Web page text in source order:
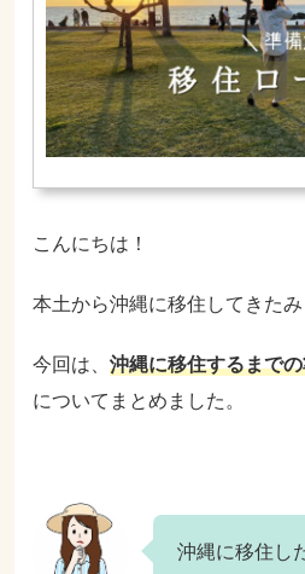
こんにちは！
本土から沖縄に移住してきたみ
今回は、 沖縄に移住するまで
についてまとめました。
沖縄に移住し